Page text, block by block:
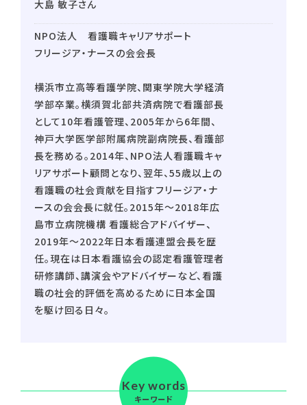
大島 敏子さん
NPO法人 看護職キャリアサポート
フリージア・ナースの会会長
横浜市立高等看護学院、関東学院大学経済
学部卒業。横須賀北部共済病院で看護部長
として10年看護管理、2005年から6年間、
神戸大学医学部附属病院副病院長、看護部
長を務める。2014年、NPO法人看護職キャ
リアサポート顧問となり、翌年、55歳以上の
看護職の社会貢献を目指すフリージア・ナ
ースの会会長に就任。2015年～2018年広
島市立病院機構 看護総合アドバイザー、
2019年～2022年日本看護連盟会長を歴
任。現在は日本看護協会の認定看護管理者
研修講師、講演会やアドバイザーなど、看護
職の社会的評価を高めるために日本全国
を駆け回る日々。
Key words
キーワード